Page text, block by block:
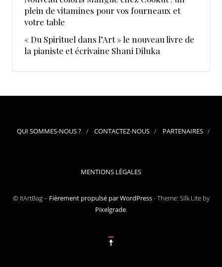
plein de vitamines pour vos fourneaux et
votre table
« Du Spirituel dans l’Art » le nouveau livre de
la pianiste et écrivaine Shani Diluka
QUI SOMMES-NOUS ? CONTACTEZ-NOUS PARTENAIRES
MENTIONS LÉGALES
© ItArtBag – Fièrement propulsé par WordPress-Theme: Silk Lite by
Pixelgrade.